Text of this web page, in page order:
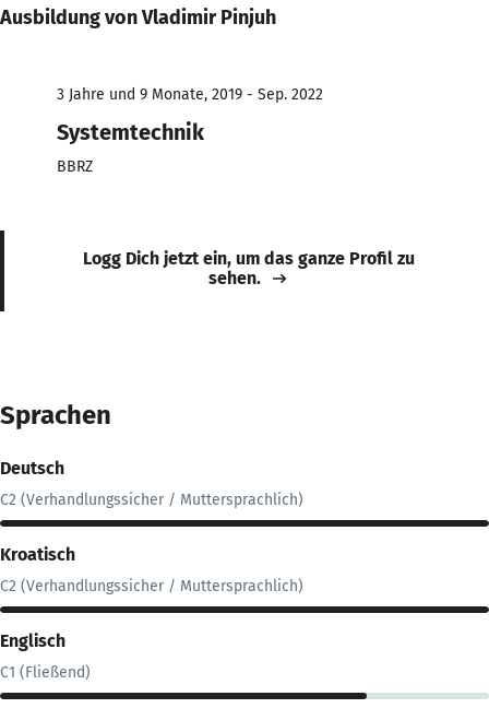
Ausbildung von Vladimir Pinjuh
3 Jahre und 9 Monate, 2019 - Sep. 2022
Systemtechnik
BBRZ
Logg Dich jetzt ein, um das ganze Profil zu
sehen.
Sprachen
Deutsch
C2 (Verhandlungssicher / Muttersprachlich)
Kroatisch
C2 (Verhandlungssicher / Muttersprachlich)
Englisch
C1 (Fließend)